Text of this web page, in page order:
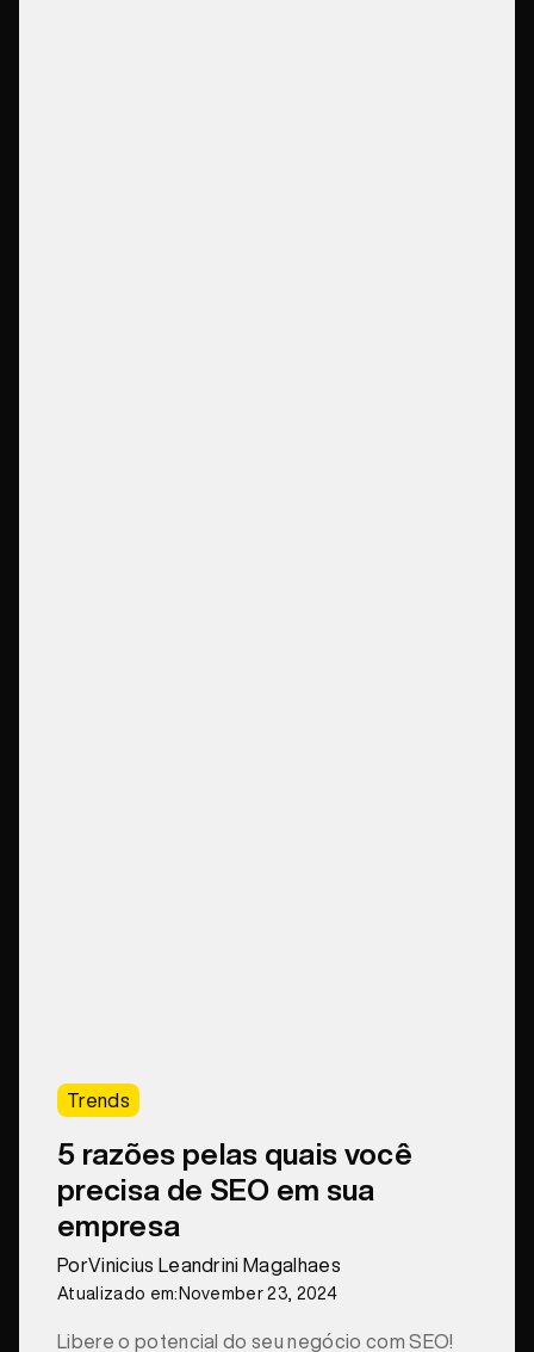
Trends
5 razões pelas quais você
precisa de SEO em sua
empresa
PorVinicius Leandrini Magalhaes
Atualizado em: November 23, 2024
Libere o potencial do seu negócio com SEO!